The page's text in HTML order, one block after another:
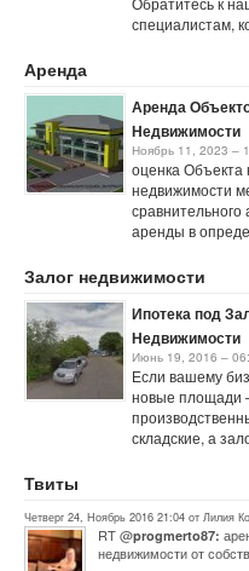
специалистам,
Аренда
Аренда
Недвижимости
Ноябрь 11, 2023 –
оценка Объекта
недвижимости
сравнительного
аренды в
Залог недвижимости
Ипотека под
Недвижимости
Июнь 19, 2016 –
Если вашему
новые площади
складские, а
Твиты
Четверг 24, Ноябрь 2016 21:04 от Лилия
RT @progmerto87:
недвижимости от